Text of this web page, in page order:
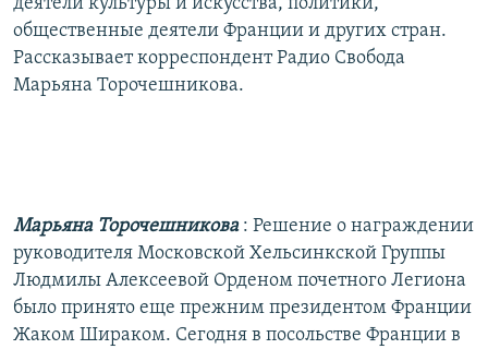
Все сайты РСЕ/РС
общественные деятели Франции и других стран.
Рассказывает корреспондент Радио Свобода
Марьяна Торочешникова.
Марьяна Торочешникова : Решение о награждении
руководителя Московской Хельсинкской Группы
Людмилы Алексеевой Орденом почетного Легиона
было принято еще прежним президентом Франции
Жаком Шираком. Сегодня в посольстве Франции в